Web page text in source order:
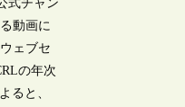
式チャン
動画に
ェブセ
の年次
ると、